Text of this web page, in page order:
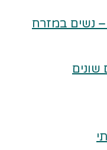
נשים במזרח
שונים